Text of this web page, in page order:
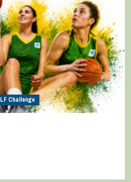
LF Challenge